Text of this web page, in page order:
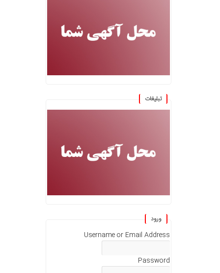
تبلیغات
ورود
Username or Email Address
Password